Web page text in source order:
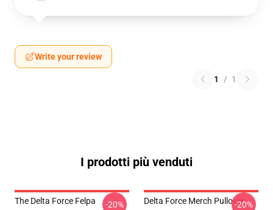
Write your review
1 / 1
I prodotti più venduti
The Delta Force Felpa -20% Delta Force Merch Pullover-20%